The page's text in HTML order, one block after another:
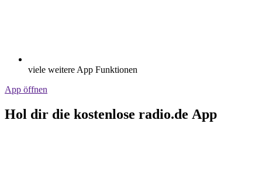
viele weitere App Funktionen
App öffnen
Hol dir die kostenlose radio.de App